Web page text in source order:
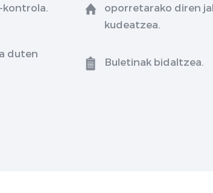
oporretarako diren
kudeatzea.
duten
Buletinak bidaltzea.